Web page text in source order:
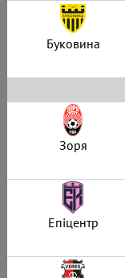
Буковина
Зоря
Епіцентр